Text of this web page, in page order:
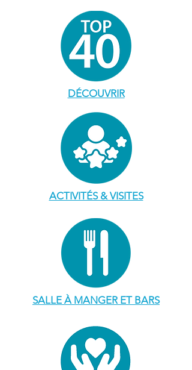
DÉCOUVRIR
ACTIVITÉS & VISITES
SALLE À MANGER ET BARS